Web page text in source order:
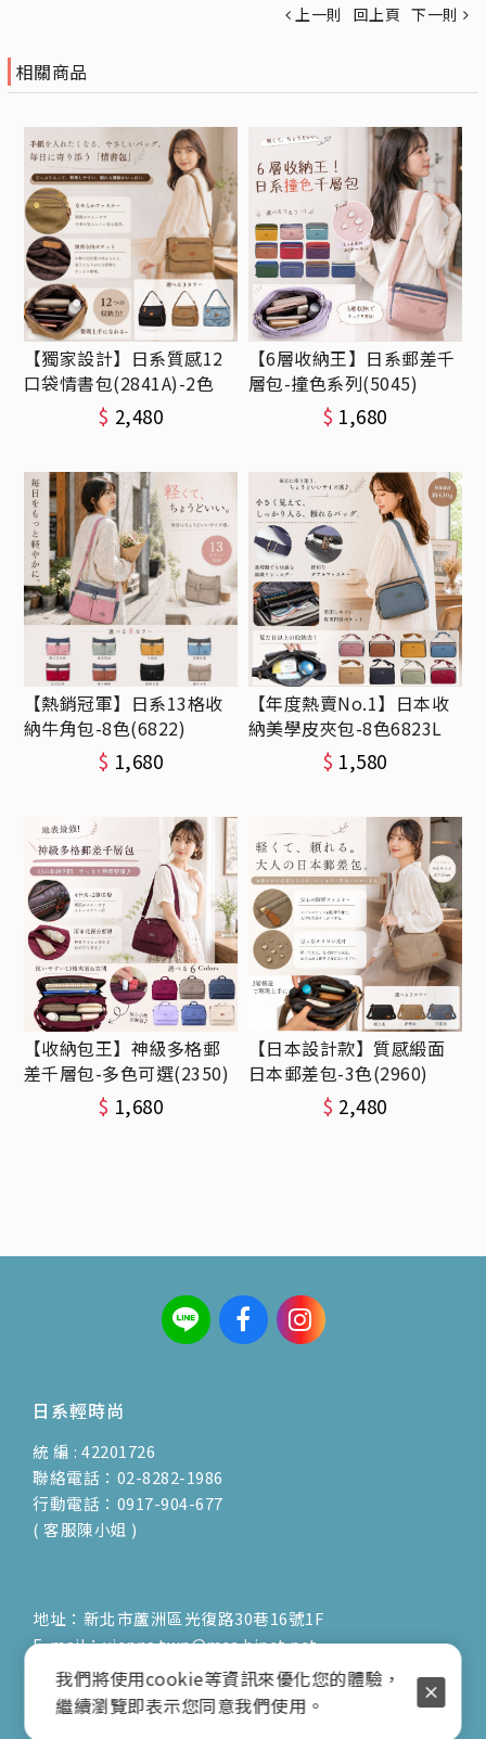
上一則 回上頁 下一則
相關商品
【獨家設計】日系質感12
口袋情書包(2841A)-2色
$ 2,480
【6層收納王】日系郵差千
層包-撞色系列(5045)
$ 1,680
【熱銷冠軍】日系13格收
納牛角包-8色(6822)
$ 1,680
【年度熱賣No.1】日本收
納美學皮夾包-8色6823L
$ 1,580
【收納包王】神級多格郵
差千層包-多色可選(2350)
$ 1,680
【日本設計款】質感緞面
日本郵差包-3色(2960)
$ 2,480
日系輕時尚
統 編 : 42201726
聯絡電話：02-8282-1986
行動電話：0917-904-677
( 客服陳小姐 )
地址：新北市蘆洲區光復路30巷16號1F
E-mail：vienna.twn@msa.hinet.net
營業時間：9:00am-17:00pm
( 公休日詳見臉書粉專置頂文 )
我們將使用cookie等資訊來優化您的體驗，
繼續瀏覽即表示您同意我們使用。